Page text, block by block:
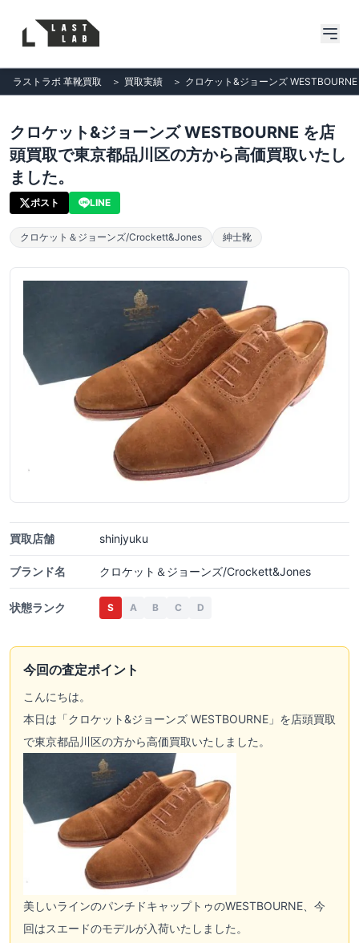
ラストラボ 革靴買取 ＞ 買取実績 ＞ クロケット&ジョーンズ
クロケット&ジョーンズ WESTBOURNE を店
頭買取で東京都品川区の方から高価買取いたし
ました。
ポスト LINE
クロケット＆ジョーンズ/Crockett&Jones 紳士靴
買取店舗 shinjyuku
ブランド名 クロケット＆ジョーンズ/Crockett&Jones
状態ランク S A B C D
今回の査定ポイント
こんにちは。
本日は「クロケット&ジョーンズ WESTBOURNE」を店頭買取
で東京都品川区の方から高価買取いたしました。
美しいラインのパンチドキャップトゥのWESTBOURNE、今
回はスエードのモデルが入荷いたしました。